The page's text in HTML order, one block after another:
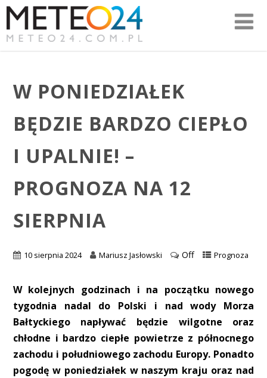
W PONIEDZIAŁEK
BĘDZIE BARDZO CIEPŁO
I UPALNIE! –
PROGNOZA NA 12
SIERPNIA
10 sierpnia 2024 Mariusz Jasłowski Off Prognoza
W kolejnych godzinach i na początku nowego
tygodnia nadal do Polski i nad wody Morza
Bałtyckiego napływać będzie wilgotne oraz
chłodne i bardzo ciepłe powietrze z północnego
zachodu i południowego zachodu Europy. Ponadto
pogodę w poniedziałek w naszym kraju oraz nad